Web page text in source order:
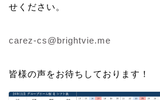
せください。
carez-cs@brightvie.me
皆様の声をお待ちしております！